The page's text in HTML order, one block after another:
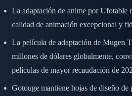
La adaptación de anime por Ufotable
calidad de animación excepcional y
La película de adaptación de Mugen
millones de dólares globalmente,
películas de mayor recaudación de
Gotouge mantiene hojas de diseño de